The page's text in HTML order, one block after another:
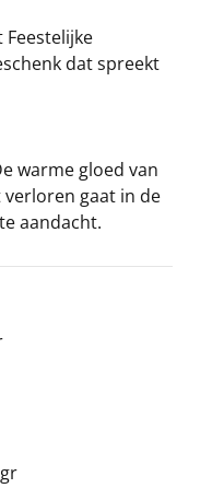
dat spreekt
warme gloed van
gaat in de
aandacht.